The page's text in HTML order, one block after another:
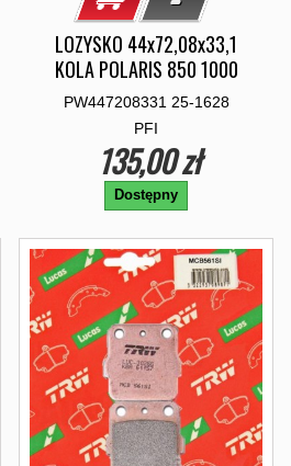
LOZYSKO 44x72,08x33,1
KOLA POLARIS 850 1000
PW447208331 25-1628
PFI
135,00 zł
Dostępny